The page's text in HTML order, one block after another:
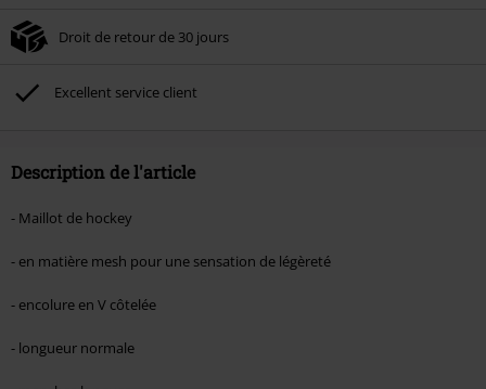
Non cumulable avec dautres promotions. Non valable sur : les livres, les
Broilers, Die Ärzte, Die Toten Hosen, Metality, les bons d'achat et les articles
incluant un don.
Droit de retour de 30 jours
Excellent service client
Description de l'article
- Maillot de hockey
- en matière mesh pour une sensation de légèreté
- encolure en V côtelée
- longueur normale